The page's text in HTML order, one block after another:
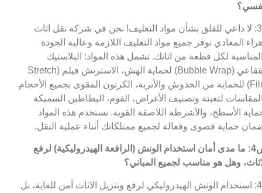
ج3: لا داعي للقلق بشأن مواد التغليف! نحن في شركة نقل اثاث
المعادي نوفر جميع مواد التغليف اللازمة وعالية الجودة
لكل قطعة من اثاثك. تشمل هذه المواد: البلاستيك
الفقاعي (Bubble Wrap) لحماية الهش، الاسترتش فيلم (Stretch
Film) للحماية من الخدوش والأتربة، الكرتون المقوى بجميع الأحجام
لتعبئة وتصنيف الأغراض، الفوم، البطاطين السميكة
الأسطح، والأشرطة اللاصقة القوية. نستخدم هذه المواد
حماية قصوى وفعالة لجميع ممتلكاتك أثناء عملية النقل.
س4: ما مدى أمان استخدام الونش (الرافعة الهيدروليكية) لرفع
وهل هو مناسب لجميع المباني؟
ج4: استخدام الونش الهيدروليكي لرفع وتنزيل الاثاث آمن للغاية، بل